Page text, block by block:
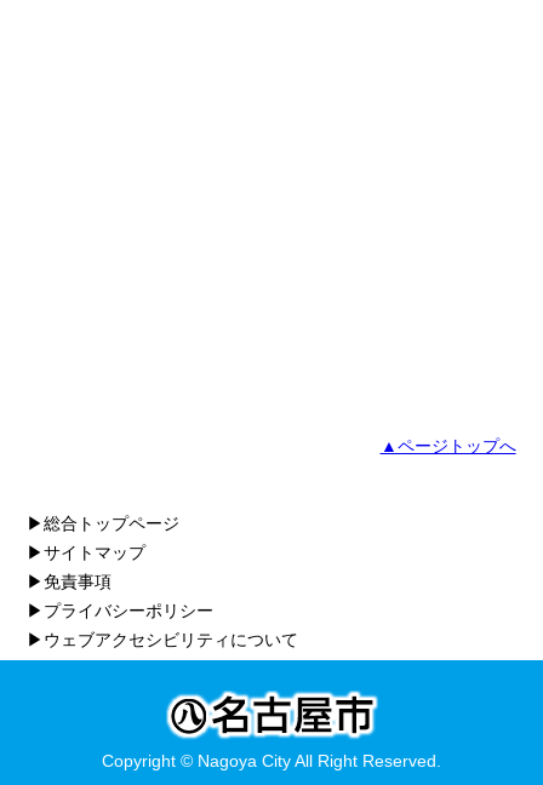
▲ページトップへ
▶総合トップページ
▶サイトマップ
▶免責事項
▶プライバシーポリシー
▶ウェブアクセシビリティについて
Copyright © Nagoya City All Right Reserved.